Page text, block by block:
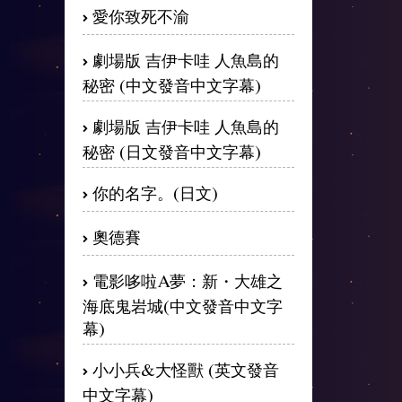
愛你致死不渝
劇場版 吉伊卡哇 人魚島的
秘密 (中文發音中文字幕)
劇場版 吉伊卡哇 人魚島的
秘密 (日文發音中文字幕)
你的名字。(日文)
奧德賽
電影哆啦A夢：新・大雄之
海底鬼岩城(中文發音中文字
幕)
小小兵&大怪獸 (英文發音
中文字幕)